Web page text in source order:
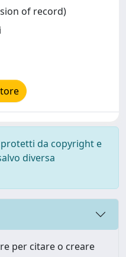
of record)
protetti da copyright e
diversa
per citare o creare